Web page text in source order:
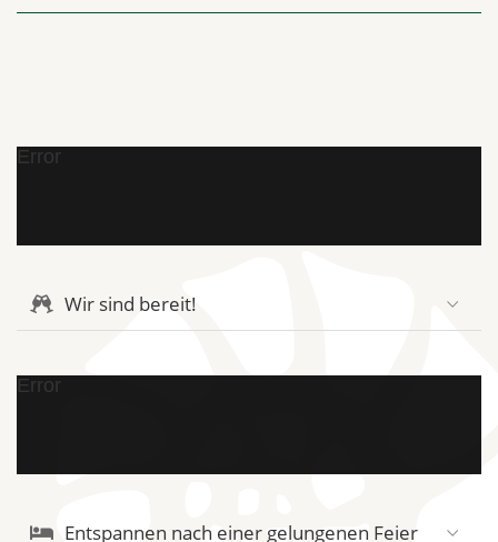
Error
Wir sind bereit!
Error
Entspannen nach einer gelungenen Feier